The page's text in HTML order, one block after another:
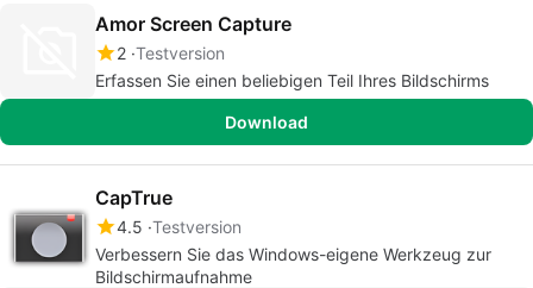
Amor Screen Capture
2 Testversion
Erfassen Sie einen beliebigen Teil Ihres Bildschirms
Download
CapTrue
4.5 Testversion
Verbessern Sie das Windows-eigene Werkzeug zur
Bildschirmaufnahme